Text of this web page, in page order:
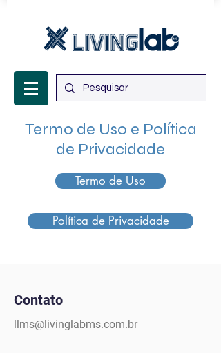
Termo de Uso e Política
de Privacidade
Termo de Uso
Política de Privacidade
Contato
llms@livinglabms.com.br